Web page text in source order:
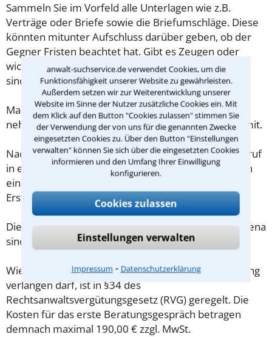
anwalt-suchservice.de verwendet Cookies, um die
Funktionsfähigkeit unserer Website zu gewährleisten.
Außerdem setzen wir zur Weiterentwicklung unserer
Website im Sinne der Nutzer zusätzliche Cookies ein. Mit
dem Klick auf den Button "Cookies zulassen" stimmen Sie
der Verwendung der von uns für die genannten Zwecke
eingesetzten Cookies zu. Über den Button "Einstellungen
verwalten" können Sie sich über die eingesetzten Cookies
informieren und den Umfang Ihrer Einwilligung
konfigurieren.
Cookies zulassen
Einstellungen verwalten
Impressum ⁃ Datenschutzerklärung
Sammeln Sie im Vorfeld alle Unterlagen wie z.B.
Verträge oder Briefe sowie die Briefumschläge. Diese
könnten mitunter Aufschluss darüber geben, ob der
Gegner Fristen beachtet hat. Gibt es Zeugen oder
wichtige Adressen, die für den Fall von Bedeutung
sind?
Machen Sie sich vorab schriftliche Notizen und
nehmen Sie diese zum Beratungsgespräch in Jena mit.
Nachdem Sie über das Kontaktformular einen Rückruf
in einer Kanzlei angefordert haben, stellen wir Ihnen
eine Checkliste zur Verfügung, mit der Sie das
Erstgespräch ausreichend vorbereiten können.
Die Kosten eines Anwalts für Vorsorgevollmacht in Jena
sind oft geringer als gedacht!
Wieviel ein Rechtsanwalt in Jena für eine Erstberatung
verlangen darf, ist in §34 des
Rechtsanwaltsvergütungsgesetz (RVG) geregelt. Die
Kosten für das erste Beratungsgespräch betragen
demnach maximal 190,00 € zzgl. MwSt.